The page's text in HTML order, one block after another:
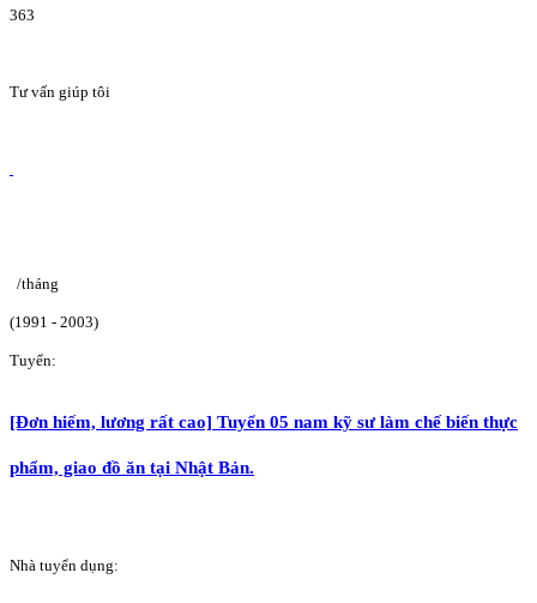
363
Tư vấn giúp tôi
/tháng
(1991 - 2003)
Tuyển:
[Đơn hiếm, lương rất cao] Tuyển 05 nam kỹ sư làm chế biến thực
phẩm, giao đồ ăn tại Nhật Bản.
Nhà tuyển dụng: